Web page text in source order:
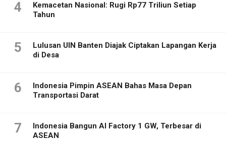
4
Kemacetan Nasional: Rugi Rp77 Triliun Setiap
Tahun
5
Lulusan UIN Banten Diajak Ciptakan Lapangan Kerja
di Desa
6
Indonesia Pimpin ASEAN Bahas Masa Depan
Transportasi Darat
7
Indonesia Bangun AI Factory 1 GW, Terbesar di
ASEAN